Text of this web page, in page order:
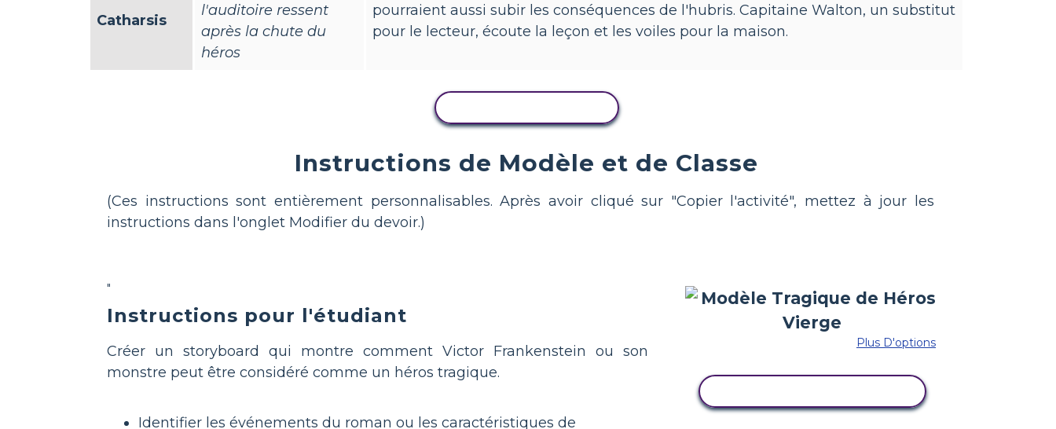
Catharsis
l'auditoire ressent
après la chute du
héros
pourraient aussi subir les conséquences de l'hubris. Capitaine Walton, un substitut
pour le lecteur, écoute la leçon et les voiles pour la maison.
Instructions de Modèle et de Classe
(Ces instructions sont entièrement personnalisables. Après avoir cliqué sur "Copier l'activité", mettez à jour les
instructions dans l'onglet Modifier du devoir.)
"
Instructions pour l'étudiant
Créer un storyboard qui montre comment Victor Frankenstein ou son
monstre peut être considéré comme un héros tragique.
Identifier les événements du roman ou les caractéristiques de
Plus D'options